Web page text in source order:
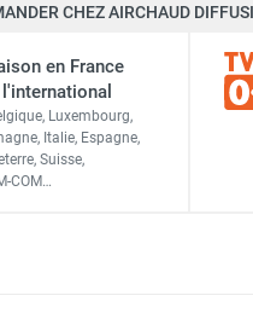
au gaz
au gaz
au fioul
granulés / bois /
fournisseur
produit
CHEZ AIRCHAUD
en France
Luxembourg,
Italie, Espagne,
Suisse,
COM…